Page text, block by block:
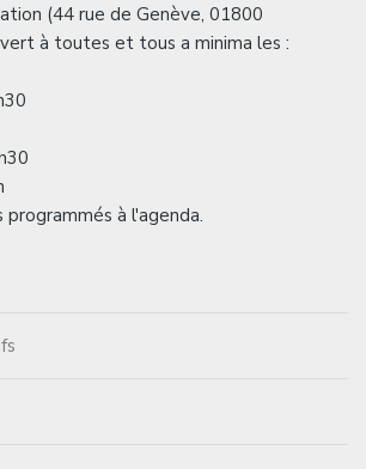
(44 rue de Genève, 01800
à toutes et tous a minima les :
à l'agenda.